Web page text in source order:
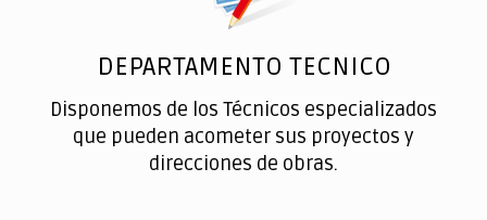
DEPARTAMENTO TECNICO
Disponemos de los Técnicos especializados
que pueden acometer sus proyectos y
direcciones de obras.